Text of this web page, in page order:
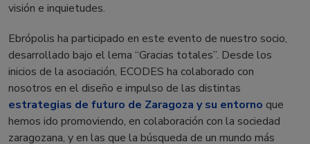
visión e inquietudes.
Ebrópolis ha participado en este evento de nuestro socio,
desarrollado bajo el lema “Gracias totales”. Desde los
inicios de la asociación, ECODES ha colaborado con
nosotros en el diseño e impulso de las distintas
estrategias de futuro de Zaragoza y su entorno que
hemos ido promoviendo, en colaboración con la sociedad
zaragozana, y en las que la búsqueda de un mundo más